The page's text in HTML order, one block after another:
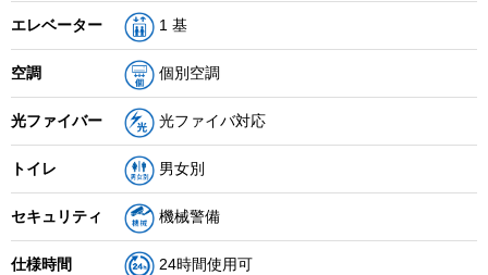
エレベーター 1 基
空調 個別空調
光ファイバー 光ファイバ対応
トイレ 男女別
セキュリティ 機械警備
仕様時間 24時間使用可